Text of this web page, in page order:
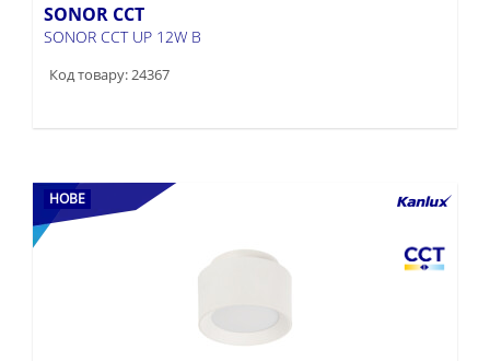
SONOR CCT
SONOR CCT UP 12W B
Код товару: 24367
НОВЕ